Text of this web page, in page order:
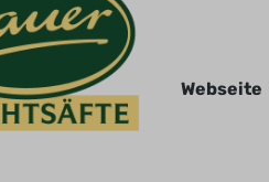
Webseite